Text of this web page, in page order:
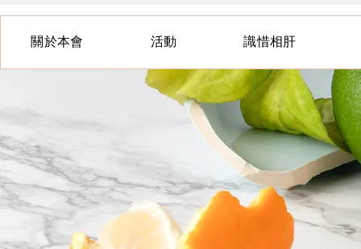
關於本會 活動 識惜相肝